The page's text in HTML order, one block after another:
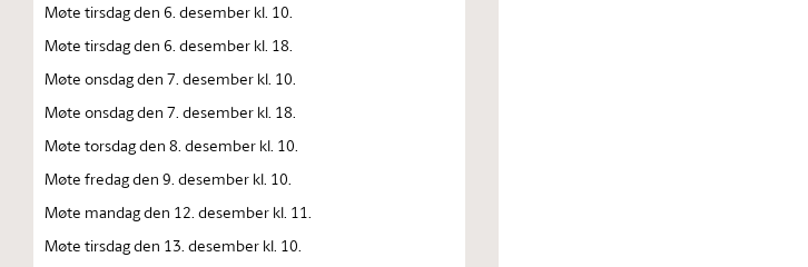
Møte tirsdag den 6. desember kl. 10.
Møte tirsdag den 6. desember kl. 18.
Møte onsdag den 7. desember kl. 10.
Møte onsdag den 7. desember kl. 18.
Møte torsdag den 8. desember kl. 10.
Møte fredag den 9. desember kl. 10.
Møte mandag den 12. desember kl. 11.
Møte tirsdag den 13. desember kl. 10.